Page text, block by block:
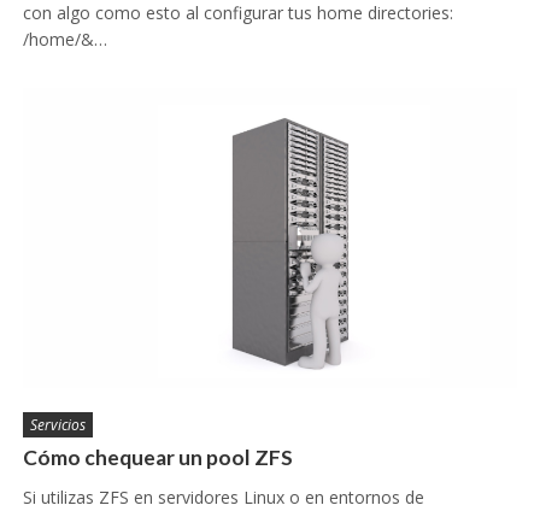
con algo como esto al configurar tus home directories:
/home/&…
Servicios
Cómo chequear un pool ZFS
Si utilizas ZFS en servidores Linux o en entornos de